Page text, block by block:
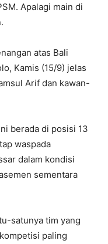
Apalagi main di
atas Bali
Kamis (15/9) jelas
Arif dan kawan-
berada di posisi 13
waspada
dalam kondisi
sementara
satunya tim yang
paling